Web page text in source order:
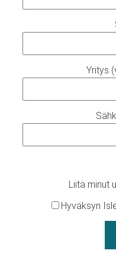
Yritys
Liitä minut
Hyväksyn